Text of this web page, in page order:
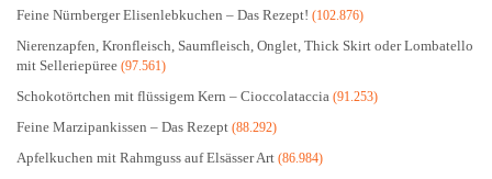
Feine Nürnberger Elisenlebkuchen – Das Rezept! (102.876)
Nierenzapfen, Kronfleisch, Saumfleisch, Onglet, Thick Skirt oder Lombatello
mit Selleriepüree (97.561)
Schokotörtchen mit flüssigem Kern – Cioccolataccia (91.253)
Feine Marzipankissen – Das Rezept (88.292)
Apfelkuchen mit Rahmguss auf Elsässer Art (86.984)